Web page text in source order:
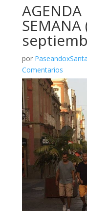
AGENDA
por
Comentarios